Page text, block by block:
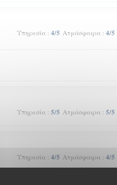
Υπηρεσία : 4/5 Ατμόσφαιρα : 4/5
Υπηρεσία : 5/5 Ατμόσφαιρα : 5/5
Υπηρεσία : 4/5 Ατμόσφαιρα : 4/5